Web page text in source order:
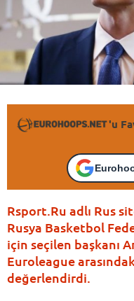
'u
Rsport.Ru adlı Rus
Rusya Basketbol
için seçilen başkanı
Euroleague
değerlendirdi.